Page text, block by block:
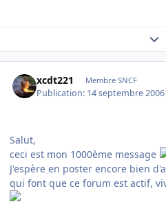
xcdt221 Membre SNCF
Publication: 14 septembre 2006
Salut,
ceci est mon 1000ème message
J'espère en poster encore bien
qui font que ce forum est actif,